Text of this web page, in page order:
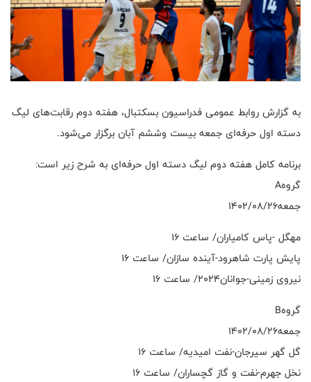
به گزارش روابط عمومی فدراسیون بسکتبال، هفته دوم رقابت‌های لیگ
دسته اول حرفه‌ای جمعه بیست وششم آبان برگزار می‌شود.
برنامه کامل هفته دوم لیگ دسته اول حرفه‌ای به شرح زیر است:
گروهA
جمعه۱۴۰۲/۰۸/۲۶
مهگل -پاس کامیاران/ ساعت ۱۶
پایش پارت شاهرود-آینده سازان/ ساعت ۱۶
نیروی زمینی-جوانان۲۰۲۴/ ساعت ۱۶
گروهB
جمعه۱۴۰۲/۰۸/۲۶
گل گهر سیرجان-نفت امیدیه/ ساعت ۱۶
نخل جهرم-نفت و گاز گچساران/ ساعت ۱۶